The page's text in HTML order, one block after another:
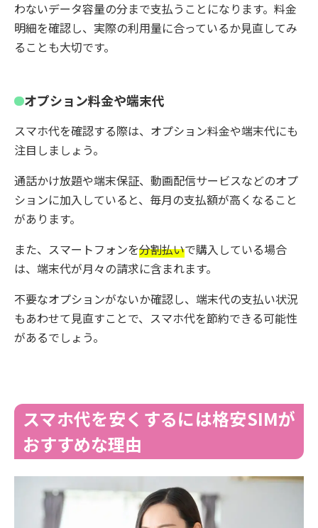
わないデータ容量の分まで支払うことになります。料金
明細を確認し、実際の利用量に合っているか見直してみ
ることも大切です。
オプション料金や端末代
スマホ代を確認する際は、オプション料金や端末代にも
注目しましょう。
通話かけ放題や端末保証、動画配信サービスなどのオプ
ションに加入していると、毎月の支払額が高くなること
があります。
また、スマートフォンを分割払いで購入している場合
は、端末代が月々の請求に含まれます。
不要なオプションがないか確認し、端末代の支払い状況
もあわせて見直すことで、スマホ代を節約できる可能性
があるでしょう。
スマホ代を安くするには格安SIMが
おすすめな理由